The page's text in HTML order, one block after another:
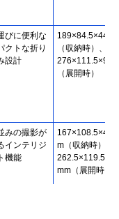
びに便利な
クトな折り
設計
（収納時）、
（展開時）
みの撮影が
インテリジ
機能
m（収納時）、
mm（展開時）